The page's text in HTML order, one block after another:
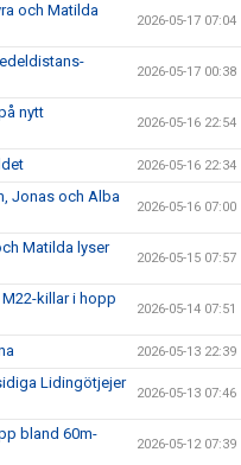
och Matilda
2026-05-17 07:04
2026-05-17 00:38
nytt
2026-05-16 22:54
2026-05-16 22:34
Jonas och Alba
2026-05-16 07:00
Matilda lyser
2026-05-15 07:57
killar i hopp
2026-05-14 07:51
2026-05-13 22:39
Lidingötjejer
2026-05-13 07:46
bland 60m-
2026-05-12 07:39